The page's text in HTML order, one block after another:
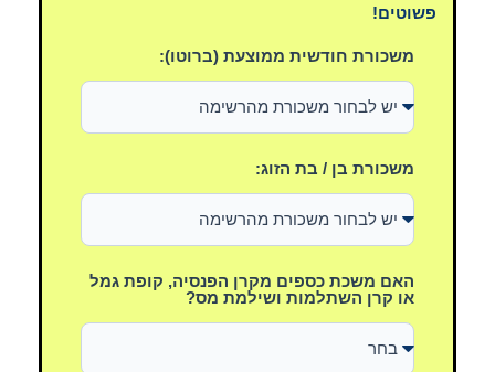
פשוטים!
משכורת חודשית ממוצעת (ברוטו):
משכורת בן / בת הזוג:
האם משכת כספים מקרן הפנסיה, קופת גמל
או קרן השתלמות ושילמת מס?